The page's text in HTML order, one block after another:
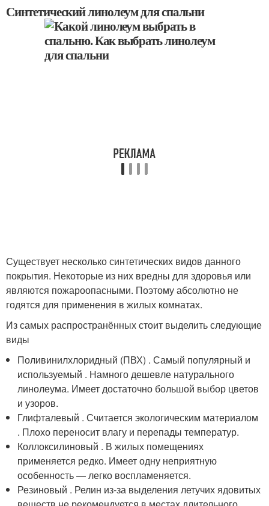
Синтетический линолеум для спальни
Существует несколько синтетических видов данного
покрытия. Некоторые из них вредны для здоровья или
являются пожароопасными. Поэтому абсолютно не
годятся для применения в жилых комнатах.
Из самых распространённых стоит выделить следующие
виды
Поливинилхлоридный (ПВХ) . Самый популярный и
используемый . Намного дешевле натурального
линолеума. Имеет достаточно большой выбор цветов
и узоров.
Глифталевый . Считается экологическим материалом
. Плохо переносит влагу и перепады температур.
Коллоксилиновый . В жилых помещениях
применяется редко. Имеет одну неприятную
особенность — легко воспламеняется.
Резиновый . Релин из-за выделения летучих ядовитых